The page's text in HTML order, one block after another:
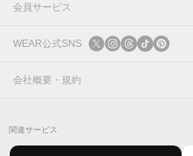
会員サービス
ログイン
新規会員登録
WEAR公式SNS
X
会社概要・規約
関連サービス